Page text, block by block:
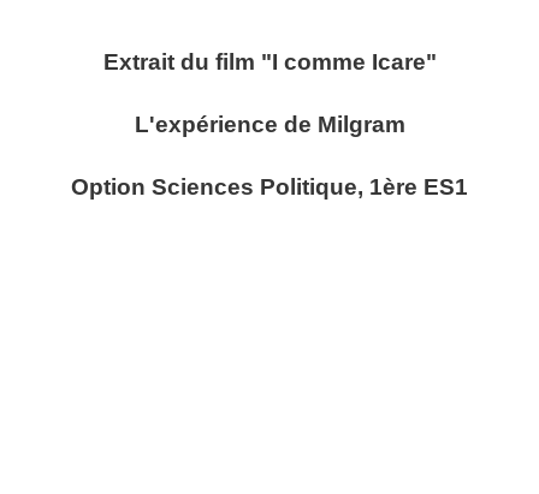
Extrait du film "I comme Icare"
L'expérience de Milgram
Option Sciences Politique, 1ère ES1